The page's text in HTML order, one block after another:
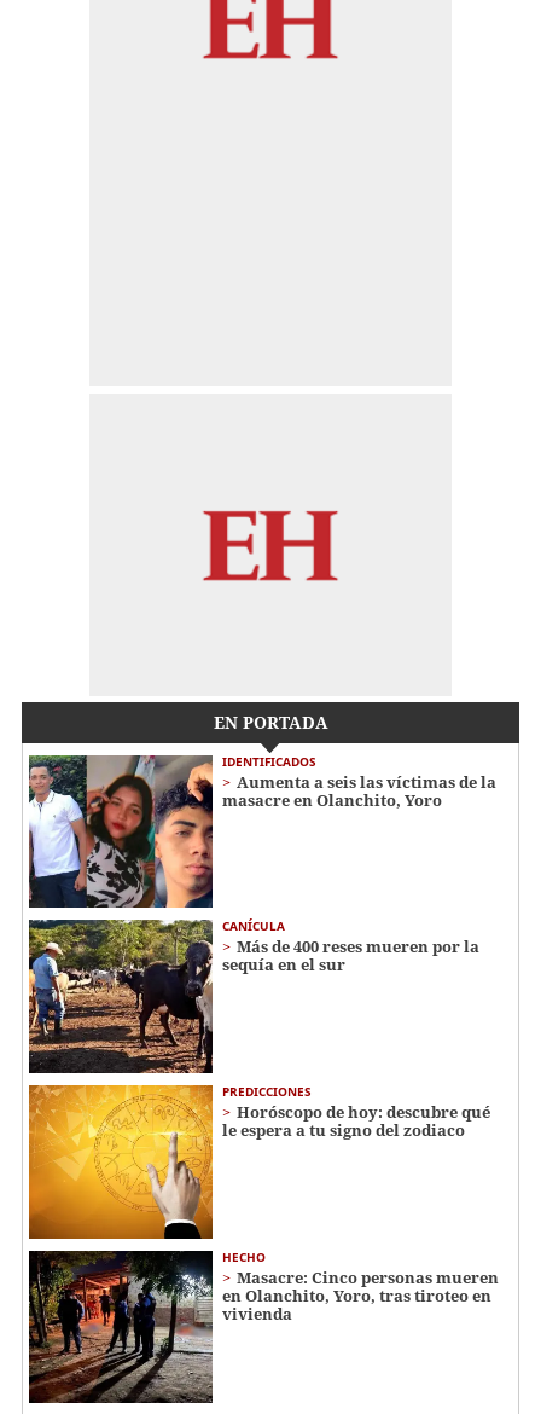
EN PORTADA
IDENTIFICADOS
Aumenta a seis las víctimas de la
masacre en Olanchito, Yoro
CANÍCULA
Más de 400 reses mueren por la
sequía en el sur
PREDICCIONES
Horóscopo de hoy: descubre qué
le espera a tu signo del zodiaco
HECHO
Masacre: Cinco personas mueren
en Olanchito, Yoro, tras tiroteo en
vivienda